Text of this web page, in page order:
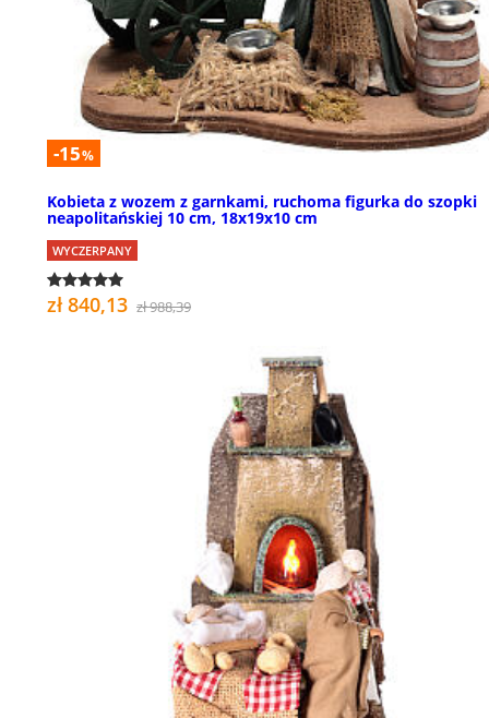
-15%
Kobieta z wozem z garnkami, ruchoma figurka do szopki
neapolitańskiej 10 cm, 18x19x10 cm
WYCZERPANY
zł 840,13 zł 988,39